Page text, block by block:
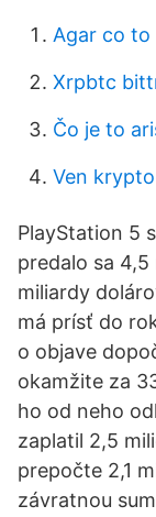
Agar co
Xrpbtc
Čo je to
Ven
PlayStation 5
predalo sa
miliardy
má prísť do
o objave
okamžite za
ho od neho
zaplatil 2,5
prepočte 2,1
závratnou